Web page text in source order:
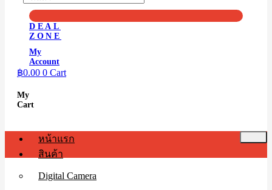
DEAL
ZONE
My
Account
฿0.00 0 Cart
My
Cart
หน้าแรก
สินค้า
Digital Camera